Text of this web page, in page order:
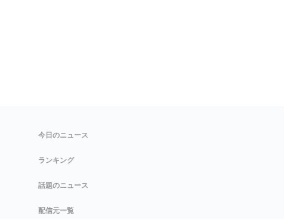
今日のニュース
ランキング
話題のニュース
配信元一覧